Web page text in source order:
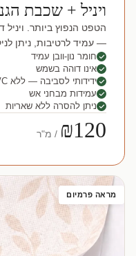
ויניל + שכבת
הטפט הנפוץ ביותר.
— עמיד לרטיבות, ניתן
חומר נון-וובן עמיד
אינו דוהה בשמש
ידידותי לסביבה — ללא PVC
עמידות מבחני אש
ניתן להסרה ללא שאריות
₪120 / מ"ר
מראה פרמיום